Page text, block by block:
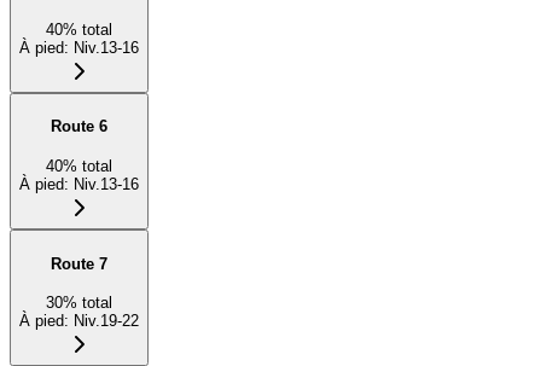
40% total
À pied: Niv.13-16
Route 6
40% total
À pied: Niv.13-16
Route 7
30% total
À pied: Niv.19-22